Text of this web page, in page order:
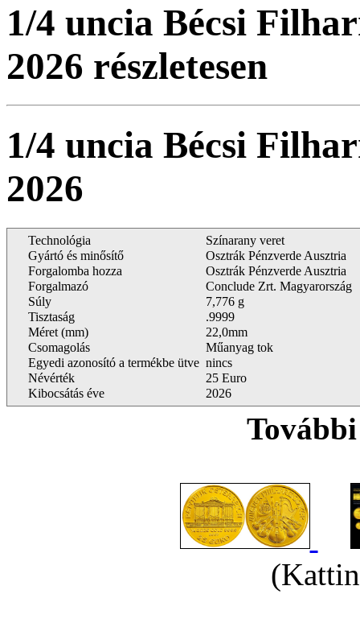
1/4 uncia Bécsi
2026 részletesen
1/4 uncia Bécsi
2026
Technológia
Színarany veret
Gyártó és minősítő
Osztrák Pénzverde Ausztria
Forgalomba hozza
Osztrák Pénzverde Ausztria
Forgalmazó
Conclude Zrt. Magyarország
Súly
7,776 g
Tisztaság
.9999
Méret (mm)
22,0mm
Csomagolás
Műanyag tok
Egyedi azonosító a termékbe ütve nincs
Névérték
25 Euro
Kibocsátás éve
2026